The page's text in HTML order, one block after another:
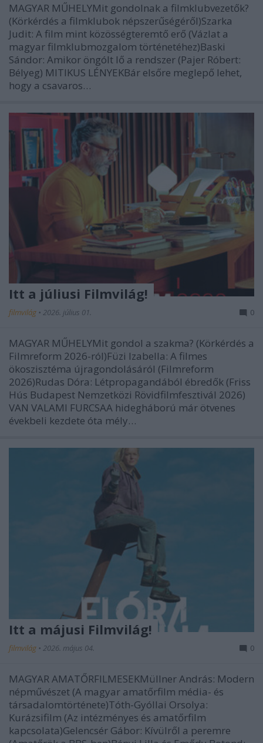
MAGYAR MŰHELYMit gondolnak a filmklubvezetők?
(Körkérdés a filmklubok népszerűségéről)Szarka
Judit: A film mint közösségteremtő erő (Vázlat a
magyar filmklubmozgalom történetéhez)Baski
Sándor: Amikor öngólt lő a rendszer (Pajer Róbert:
Bélyeg) MITIKUS LÉNYEKBár elsőre meglepő lehet,
hogy a csavaros…
Itt a júliusi Filmvilág!
filmvilág • 2026. július 01. 0
MAGYAR MŰHELYMit gondol a szakma? (Körkérdés a
Filmreform 2026-ról)Füzi Izabella: A filmes
ökoszisztéma újragondolásáról (Filmreform
2026)Rudas Dóra: Létpropagandából ébredők (Friss
Hús Budapest Nemzetközi Rövidfilmfesztivál 2026)
VAN VALAMI FURCSAA hidegháború már ötvenes
évekbeli kezdete óta mély…
Itt a májusi Filmvilág!
filmvilág • 2026. május 04. 0
MAGYAR AMATŐRFILMESEKMüllner András: Modern
népművészet (A magyar amatőrfilm média- és
társadalomtörténete)Tóth-Gyóllai Orsolya:
Kurázsifilm (Az intézményes és amatőrfilm
kapcsolata)Gelencsér Gábor: Kívülről a peremre